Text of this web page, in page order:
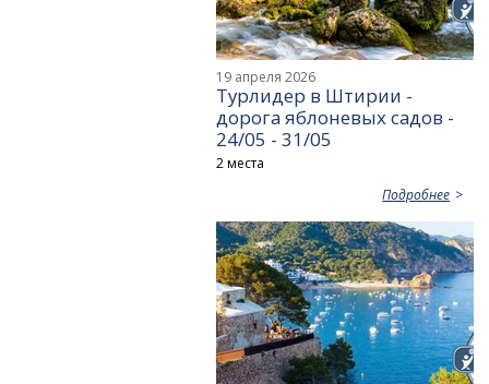
19 апреля 2026
Турлидер в Штирии -
дорога яблоневых садов -
24/05 - 31/05
2 места
Подробнее